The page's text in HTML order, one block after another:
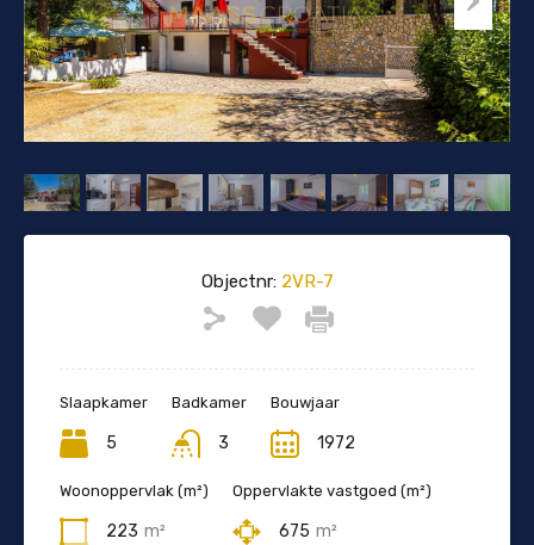
Objectnr:2VR-7
Slaapkamer
5
Badkamer
3
Bouwjaar
1972
Woonoppervlak (m²)
223 m²
Oppervlakte vastgoed (m²)
675 m²